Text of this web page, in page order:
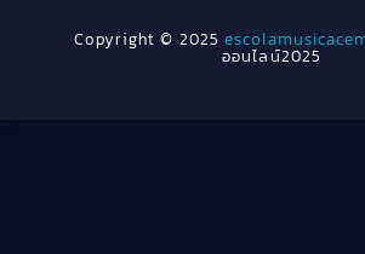
Cult Film(4)
1940
Copyright © 2025
ออนไลน์2025